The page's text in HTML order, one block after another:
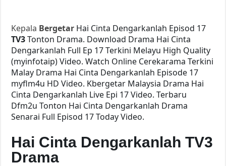
Kepala Bergetar Hai Cinta Dengarkanlah Episod 17
TV3Tonton Drama. Download Drama Hai Cinta
Dengarkanlah Full Ep 17 Terkini Melayu High Quality
(myinfotaip) Video. Watch Online Cerekarama Terkini
Malay Drama Hai Cinta Dengarkanlah Episode 17
myflm4u HD Video. Kbergetar Malaysia Drama Hai
Cinta Dengarkanlah Live Epi 17 Video. Terbaru
Dfm2u Tonton Hai Cinta Dengarkanlah Drama
Senarai Full Episod 17 Today Video.
Hai Cinta Dengarkanlah TV3
Drama